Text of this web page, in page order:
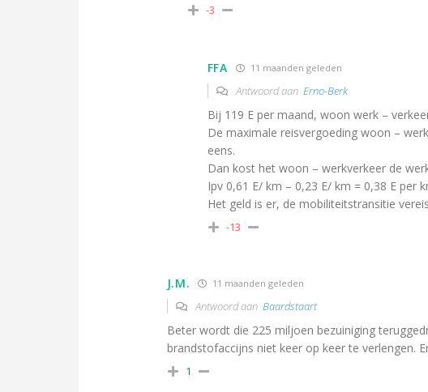
-3
FFA 11 maanden geleden
Antwoord aan Erno-Berk
Bij 119 E per maand, woon werk –
De maximale reisvergoeding woon –
eens.
Dan kost het woon – werkverkeer de
Ipv 0,61 E/ km – 0,23 E/ km = 0,38 E per
Het geld is er, de mobiliteitstransitie
-13
J.M. 11 maanden geleden
Antwoord aan Baardstaart
Beter wordt die 225 miljoen bezuiniging
brandstofaccijns niet keer op keer te verlengen.
1